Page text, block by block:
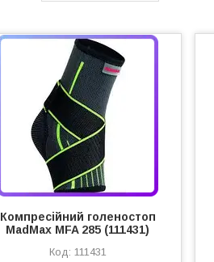
Компресійний голеностоп
MadMax MFA 285 (111431)
111431